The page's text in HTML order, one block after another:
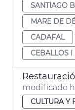
SANTIAGO
MARE DE
CADAFAL
CEBALLOS
modificado
CULTURA Y